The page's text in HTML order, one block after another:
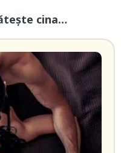
cina…